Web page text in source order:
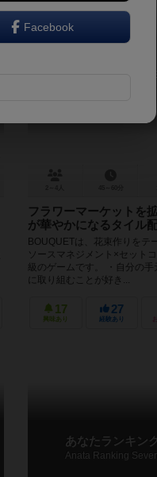
ブーケ
フラワーマーケットを
が華やかになるタイル
BOUQUETは、花束作りをテ
ソースマネジメント×セット
級のゲームです。 ・自分の手
に取り組むことが好き...
17
興味あり
27
経験あり
あなたランキン
Anata Ranking
Facebook